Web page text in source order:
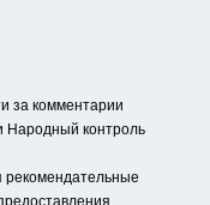
за комментарии
Народный контроль